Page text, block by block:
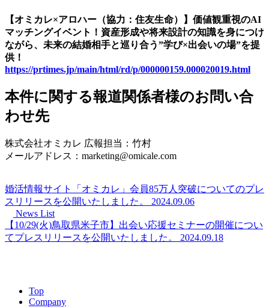
【オミカレ×アロハー（協力：住友生命）】価値観重視のAI
マッチングイベント！資産形成や将来設計の知識を身につけ
ながら、未来の結婚相手と巡り合う”学び×出会いの場”を提
供！
https://prtimes.jp/main/html/rd/p/000000159.000020019.html
本件に関する報道関係者様のお問い合
わせ先
株式会社オミカレ 広報担当：竹村
メールアドレス：marketing@omicale.com
婚活情報サイト「オミカレ」会員85万人突破についてのプレ
スリリースを公開いたしました。
2024.09.06
News List
【10/29(火)鳥取県米子市】出会い応援セミナーの開催につい
てプレスリリースを公開いたしました。
2024.09.18
Top
Company